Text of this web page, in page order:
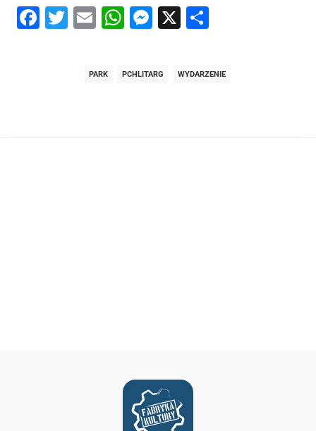
Facebook
Twitter
EmailWhatsApp
Messenger
X
PARK PCHLITARG WYDARZENIE